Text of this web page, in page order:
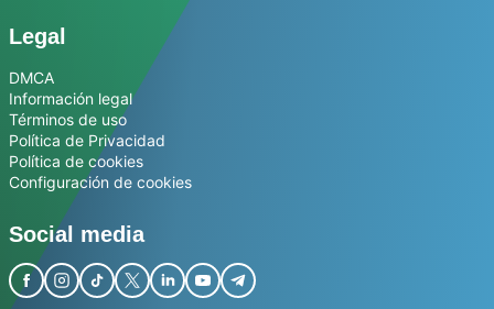
Legal
DMCA
Información legal
Términos de uso
Política de Privacidad
Política de cookies
Configuración de cookies
Social media